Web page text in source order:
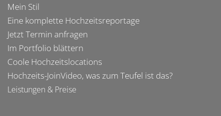
Mein Stil
Eine komplette Hochzeitsreportage
Jetzt Termin anfragen
Im Portfolio blättern
Coole Hochzeitslocations
Hochzeits-JoinVideo, was zum Teufel ist das?
Leistungen & Preise